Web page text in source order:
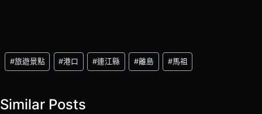
Post
Tags:
#旅遊景點 #港口 #連江縣 #離島 #馬祖
Similar Posts